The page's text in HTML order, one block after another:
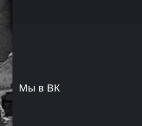
Мы в ВК